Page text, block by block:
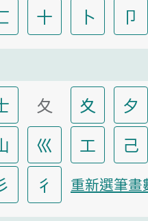
十 卜 卩
夂 夊 夕
巛 工 己
彳 重新選筆畫